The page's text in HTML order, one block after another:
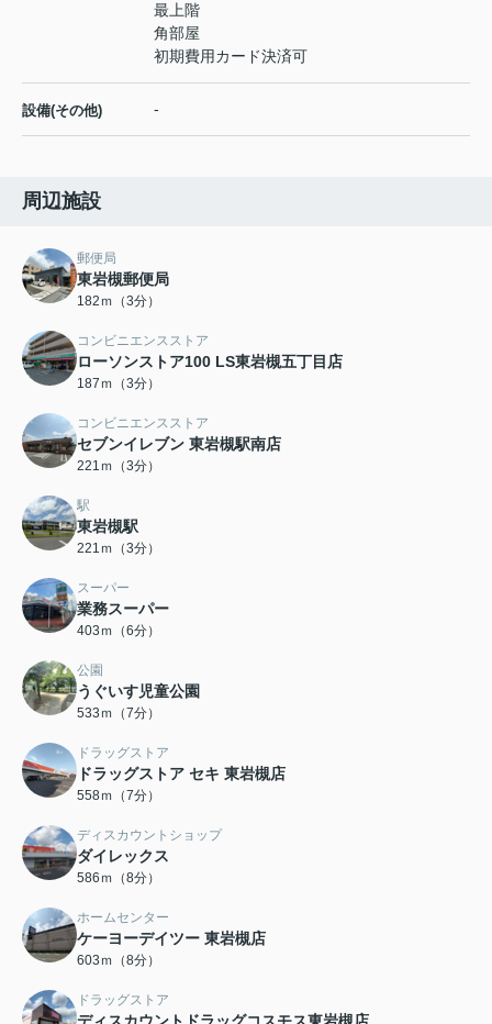
最上階
角部屋
初期費用カード決済可
設備(その他) -
周辺施設
郵便局
東岩槻郵便局
182ｍ（3分）
コンビニエンスストア
ローソンストア100 LS東岩槻五丁目店
187ｍ（3分）
コンビニエンスストア
セブンイレブン 東岩槻駅南店
221ｍ（3分）
駅
東岩槻駅
221ｍ（3分）
スーパー
業務スーパー
403ｍ（6分）
公園
うぐいす児童公園
533ｍ（7分）
ドラッグストア
ドラッグストア セキ 東岩槻店
558ｍ（7分）
ディスカウントショップ
ダイレックス
586ｍ（8分）
ホームセンター
ケーヨーデイツー 東岩槻店
603ｍ（8分）
ドラッグストア